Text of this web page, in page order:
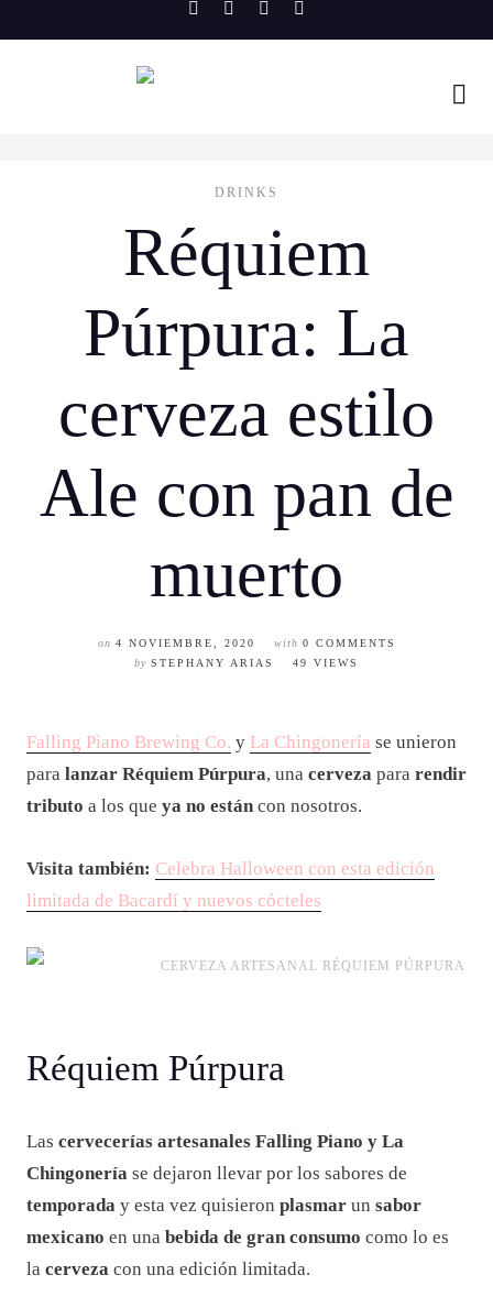
to
DRINKS
Réquiem
Púrpura: La
cerveza estilo
Ale con pan de
muerto
on 4 NOVIEMBRE, 2020 with 0 COMMENTS
by STEPHANY ARIAS 49 VIEWS
Falling Piano Brewing Co. y La Chingonería se unieron
para lanzar Réquiem Púrpura, una cerveza para rendir
tributo a los que ya no están con nosotros.
Visita también: Celebra Halloween con esta edición
limitada de Bacardí y nuevos cócteles
CERVEZA ARTESANAL RÉQUIEM PÚRPURA
Réquiem Púrpura
Las cervecerías artesanales Falling Piano y La
Chingonería se dejaron llevar por los sabores de
temporada y esta vez quisieron plasmar un sabor
mexicano en una bebida de gran consumo como lo es
la cerveza con una edición limitada.